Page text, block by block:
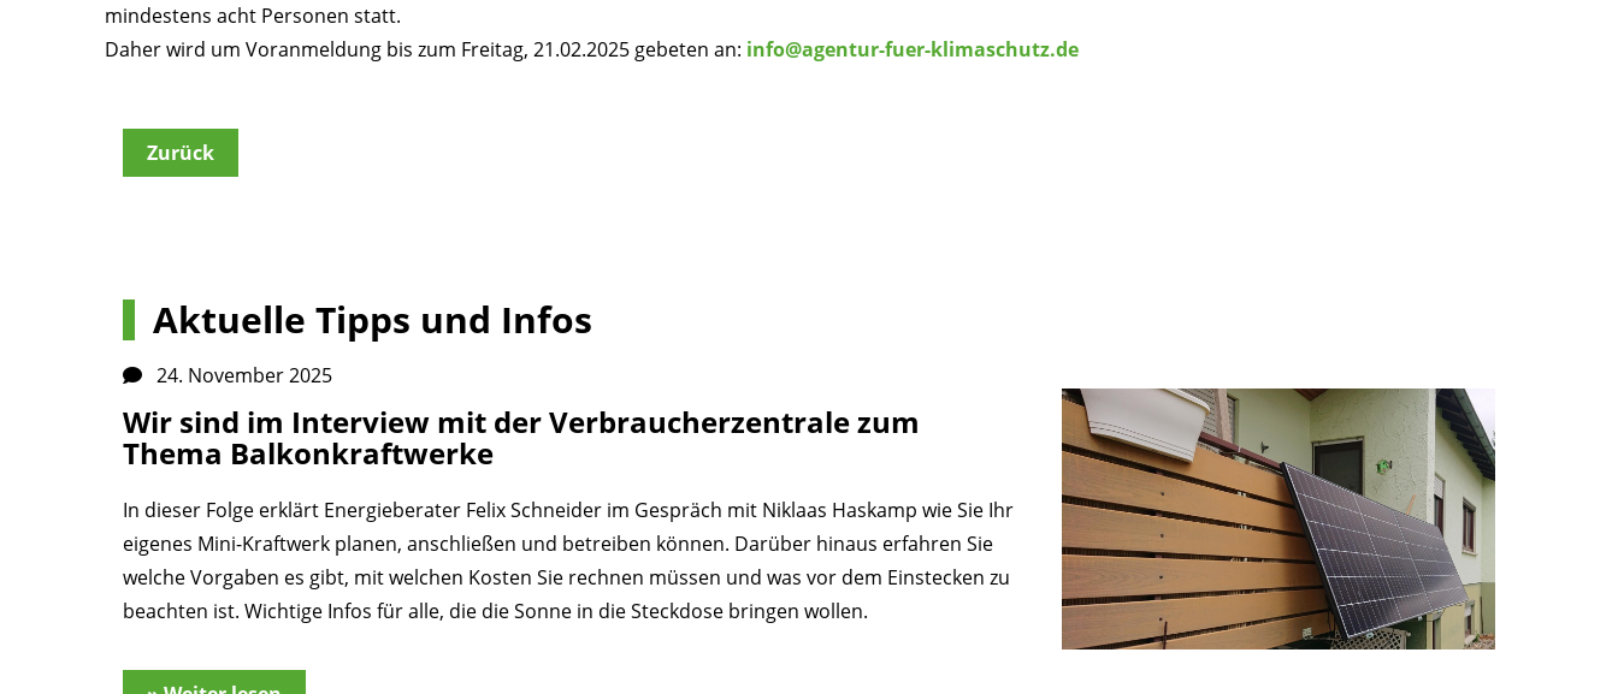
mindestens acht Personen statt.
Daher wird um Voranmeldung bis zum Freitag, 21.02.2025 gebeten an: info@agentur-fuer-klimaschutz.de
Zurück
Aktuelle Tipps und Infos
24. November 2025
Wir sind im Interview mit der Verbraucherzentrale zum
Thema Balkonkraftwerke
In dieser Folge erklärt Energieberater Felix Schneider im Gespräch mit Niklaas Haskamp wie Sie Ihr
eigenes Mini-Kraftwerk planen, anschließen und betreiben können. Darüber hinaus erfahren Sie
welche Vorgaben es gibt, mit welchen Kosten Sie rechnen müssen und was vor dem Einstecken zu
beachten ist. Wichtige Infos für alle, die die Sonne in die Steckdose bringen wollen.